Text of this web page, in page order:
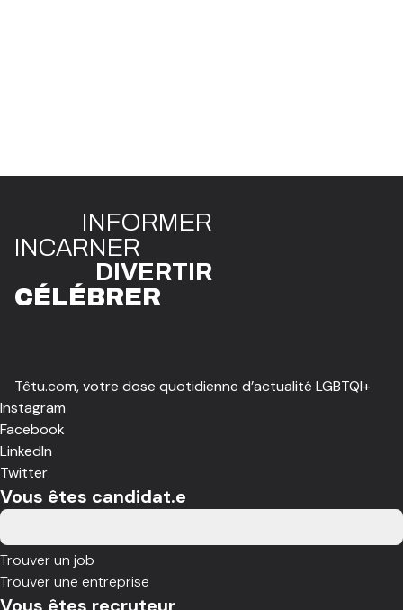
INFORMER
INCARNER
DIVERTIR
CÉLÉBRER
Têtu.com, votre dose quotidienne d’actualité LGBTQI+
Instagram
Facebook
LinkedIn
Twitter
Vous êtes candidat.e
Trouver un job
Trouver une entreprise